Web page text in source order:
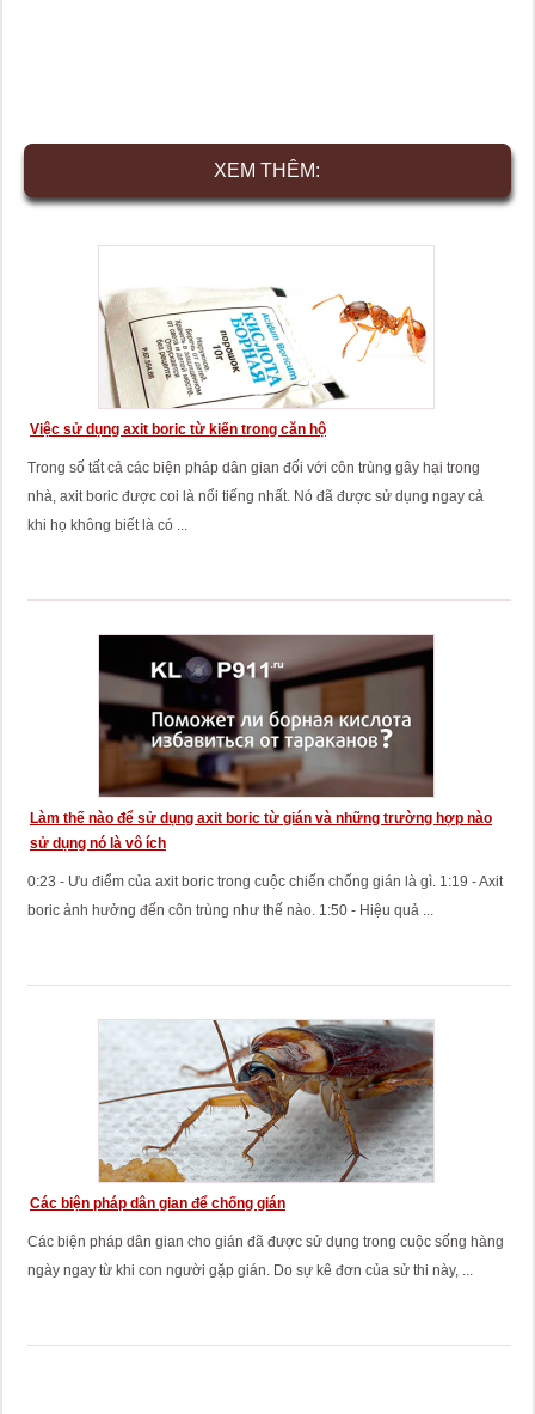
XEM THÊM:
Việc sử dụng axit boric từ kiến ​​trong căn hộ
Trong số tất cả các biện pháp dân gian đối với côn trùng gây hại trong
nhà, axit boric được coi là nổi tiếng nhất. Nó đã được sử dụng ngay cả
khi họ không biết là có ...
Làm thế nào để sử dụng axit boric từ gián và những trường hợp nào
sử dụng nó là vô ích
0:23 - Ưu điểm của axit boric trong cuộc chiến chống gián là gì. 1:19 - Axit
boric ảnh hưởng đến côn trùng như thế nào. 1:50 - Hiệu quả ...
Các biện pháp dân gian để chống gián
Các biện pháp dân gian cho gián đã được sử dụng trong cuộc sống hàng
ngày ngay từ khi con người gặp gián. Do sự kê đơn của sử thi này, ...